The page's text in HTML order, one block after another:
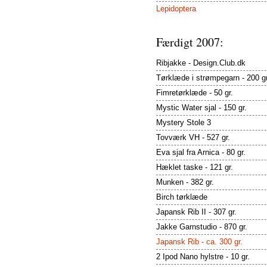
Lepidoptera
Færdigt 2007:
Ribjakke - Design.Club.dk
Tørklæde i strømpegarn - 200
Fimretørklæde - 50 gr.
Mystic Water sjal - 150 gr.
Mystery Stole 3
Tovværk VH - 527 gr.
Eva sjal fra Arnica - 80 gr.
Hæklet taske - 121 gr.
Munken - 382 gr.
Birch tørklæde
Japansk Rib II - 307 gr.
Jakke Garnstudio - 870 gr.
Japansk Rib - ca. 300 gr.
2 Ipod Nano hylstre - 10 gr.